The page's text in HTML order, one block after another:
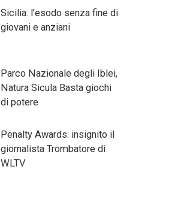
Sicilia: l’esodo senza fine di
giovani e anziani
Parco Nazionale degli Iblei,
Natura Sicula Basta giochi
di potere
Penalty Awards: insignito il
giornalista Trombatore di
WLTV